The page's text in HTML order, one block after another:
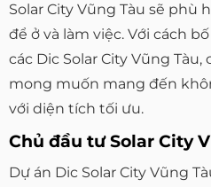
Solar City Vũng Tàu sẽ phù
để ở và làm việc. Với cách
các Dic Solar City Vũng
mong muốn mang đến
với diện tích tối ưu.
Chủ đầu tư Solar City
Dự án Dic Solar City Vũng